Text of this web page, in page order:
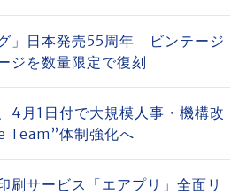
グ」日本発売55周年 ビンテージ
ジを数量限定で復刻
4月1日付で大規模人事・機構改
体制強化へ
刷サービス「エアプリ」全面リ